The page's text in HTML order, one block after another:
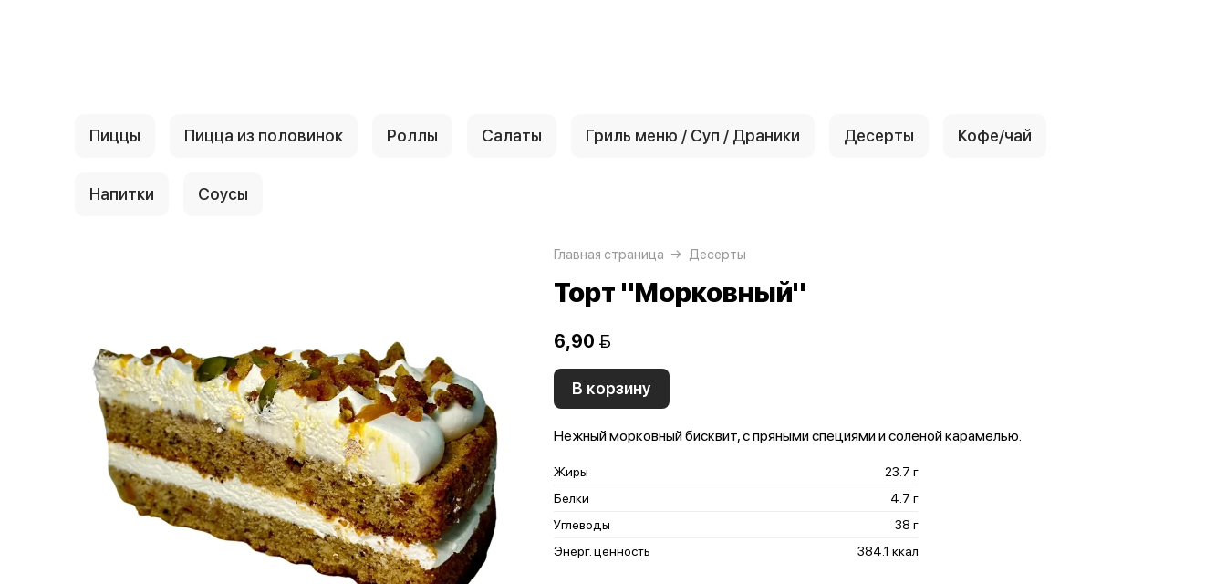
Пиццы Пицца из половинок Роллы Салаты Гриль меню / Суп / Драники Десерты Кофе/чай
Напитки Соусы
Главная страница Десерты
Торт "Морковный"
6,90 
В корзину
Нежный морковный бисквит, с пряными специями и соленой карамелью.
Жиры
23.7 г
Белки
4.7 г
Углеводы
38 г
Энерг. ценность
384.1 ккал